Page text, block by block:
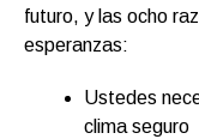
futuro, y las ocho
esperanzas:
Ustedes
clima seguro